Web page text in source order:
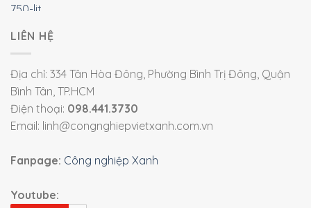
LIÊN HỆ
Địa chỉ: 334 Tân Hòa Đông, Phường Bình Trị Đông, Quận
Bình Tân, TP.HCM
Điện thoại: 098.441.3730
Email: linh@congnghiepvietxanh.com.vn
Fanpage: Công nghiệp Xanh
Youtube: